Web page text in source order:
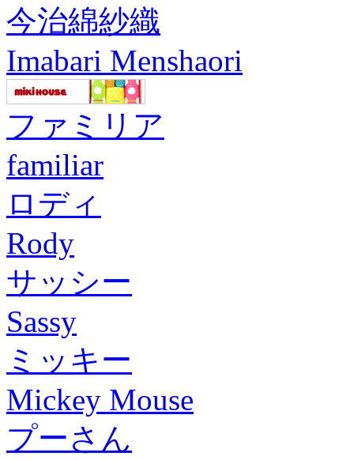
今治綿紗織
Imabari Menshaori
ファミリア
familiar
ロディ
Rody
サッシー
Sassy
ミッキー
Mickey Mouse
プーさん